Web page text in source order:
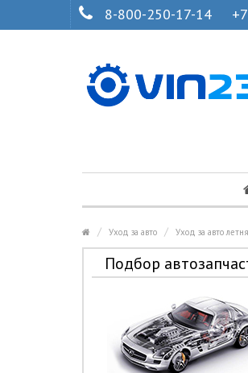
8-800-250-17-14
Уход за авто Уход за авто
Подбор